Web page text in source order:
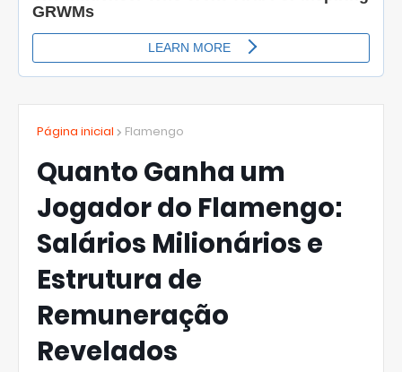
Página inicial Flamengo
Quanto Ganha um
Jogador do Flamengo:
Salários Milionários e
Estrutura de
Remuneração
Revelados